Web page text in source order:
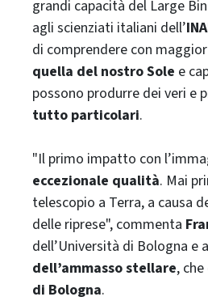
grandi capacità del Large
agli scienziati italiani dell’
di comprendere con
quella del nostro Sole e
possono produrre dei veri e
tutto particolari.
"Il primo impatto con
eccezionale qualità. Mai
telescopio a Terra, a causa
delle riprese", commenta
dell’Università di Bologna e
dell’ammasso stellare,
di Bologna.